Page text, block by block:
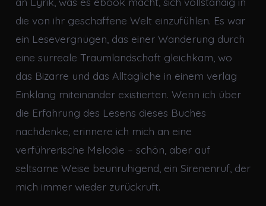
die von ihr geschaffene Welt einzufühlen. Es war
ein Lesevergnügen, das einer Wanderung durch
eine surreale Traumlandschaft gleichkam, wo
das Bizarre und das Alltägliche in einem verlag
Einklang miteinander existierten. Wenn ich über
die Erfahrung des Lesens dieses Buches
nachdenke, erinnere ich mich an eine
verführerische Melodie – schön, aber auf
seltsame Weise beunruhigend, ein Sirenenruf, der
mich immer wieder zurückruft.